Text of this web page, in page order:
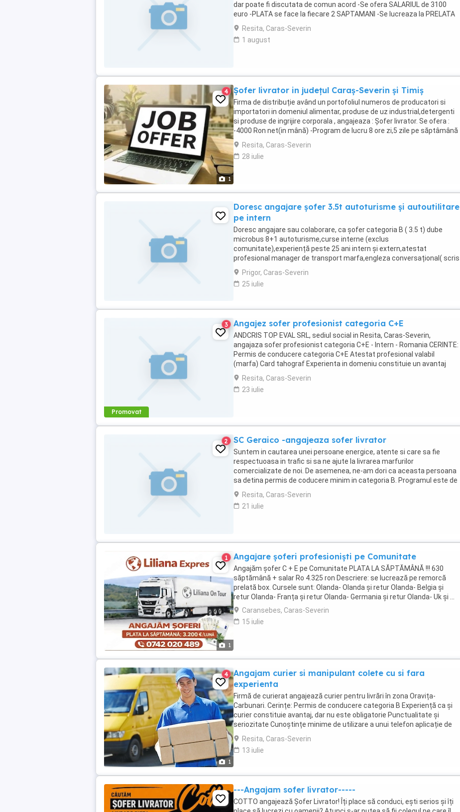
dar poate fi discutata de comun acord -Se ofera SALARIUL de 3100
euro -PLATA se face la fiecare 2 SAPTAMANI -Se lucreaza la PRELATA
si DUBA BOX (nu se face coletarie) -TARILE ...
Resita, Caras-Severin
1 august
1
4 Șofer livrator in județul Caraș-Severin și Timiș
Firma de distribuție având un portofoliul numeros de producatori si
importatori in domeniul alimentar, produse de uz industrial,detergenti
si produse de ingrijire corporala , angajeaza : Șofer livrator. Se ofera :
-4000 Ron net(in mână) -Program de lucru 8 ore zi,5 zile pe săptâmână
-condiții legale ...
Resita, Caras-Severin
28 iulie
Doresc angajare șofer 3.5t autoturisme și autoutilitare
pe intern
Doresc angajare sau colaborare, ca șofer categoria B ( 3.5 t) dube
microbus 8+1 autoturisme,curse interne (exclus
comunitate),experiență peste 25 ani intern și extern,atestat
profesional manager de transport marfa,engleza conversațional( scris
și citit),vârstă 55 ani .Menționez faptul că sunt din ...
Prigor, Caras-Severin
25 iulie
Promovat
3 Angajez sofer profesionist categoria C+E
ANDCRIS TOP EVAL SRL, sediul social in Resita, Caras-Severin,
angajaza sofer profesionist categoria C+E - Intern - Romania CERINTE:
Permis de conducere categoria C+E Atestat profesional valabil
(marfa) Card tahograf Experienta in domeniu constituie un avantaj
OFERIM: Contract de munca stabil Pachet ...
Resita, Caras-Severin
23 iulie
2 SC Geraico -angajeaza sofer livrator
Suntem in cautarea unei persoane energice, atente si care sa fie
respectuoasa in trafic si sa ne ajute la livrarea marfurilor
comercializate de noi. De asemenea, ne-am dori ca aceasta persoana
sa detina permis de coducere minim in categoria B. Programul este de
Marti pana Sambata, 8 ore pe zi. Noi ...
Resita, Caras-Severin
21 iulie
1
1 Angajare șoferi profesioniști pe Comunitate
Angajăm șofer C + E pe Comunitate PLATA LA SĂPTĂMÂNĂ !!! 630
săptămână + salar Ro 4.325 ron Descriere: se lucrează pe remorcă
prelată box. Cursele sunt: Olanda- Olanda și retur Olanda- Belgia și
retur Olanda- Franța și retur Olanda- Germania și retur Olanda- Uk și ...
Caransebes, Caras-Severin
15 iulie
1
4
Angajam curier si manipulant colete cu si fara
experienta
Firmă de curierat angajează curier pentru livrări în zona Oravița-
Carbunari. Cerințe: Permis de conducere categoria B Experiență ca și
curier constituie avantaj, dar nu este obligatorie Punctualitate și
seriozitate Cunoștințe minime de utilizare a unui telefon aplicație de
livrări. Se oferă: ...
Resita, Caras-Severin
13 iulie
---Angajam sofer livrator-----
COTTO angajează Șofer Livrator! Îți place să conduci, ești serios și îți